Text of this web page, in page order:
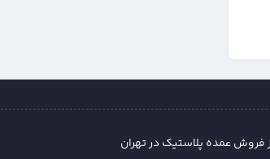
فروش عمده پلاستیک در تهران